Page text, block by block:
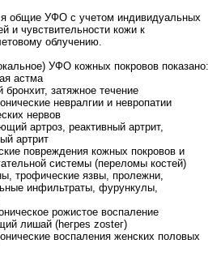
общие УФО с учетом индивидуальных
и чувствительности кожи к
облучению.
УФО кожных покровов показано:
астма
бронхит, затяжное течение
невралгии и невропатии
нервов
артроз, реактивный артрит,
артрит
повреждения кожных покровов и
системы (переломы костей)
трофические язвы, пролежни,
инфильтраты, фурункулы,
рожистое воспаление
лишай (hегреs zostег)
воспаления женских половых